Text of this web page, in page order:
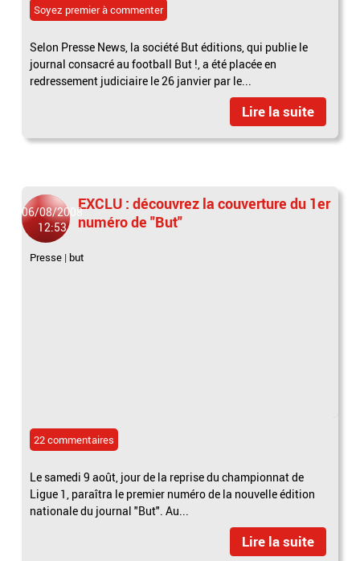
Soyez premier à commenter
Selon Presse News, la société But éditions, qui publie le
journal consacré au football But !, a été placée en
redressement judiciaire le 26 janvier par le...
Lire la suite
06/08/2008
12:53
EXCLU : découvrez la couverture du 1er
numéro de "But"
Presse | but
22 commentaires
Le samedi 9 août, jour de la reprise du championnat de
Ligue 1, paraîtra le premier numéro de la nouvelle édition
nationale du journal "But". Au...
Lire la suite